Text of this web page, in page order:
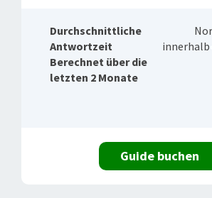
Durchschnittliche
Antwortzeit
Berechnet über die
letzten 2 Monate
innerhalb
Guide buchen